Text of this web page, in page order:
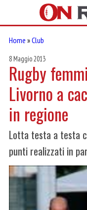
Home »Club
8 Maggio 2013
Rugby
Livorno a
in regione
Lotta testa a testa
punti realizzati in